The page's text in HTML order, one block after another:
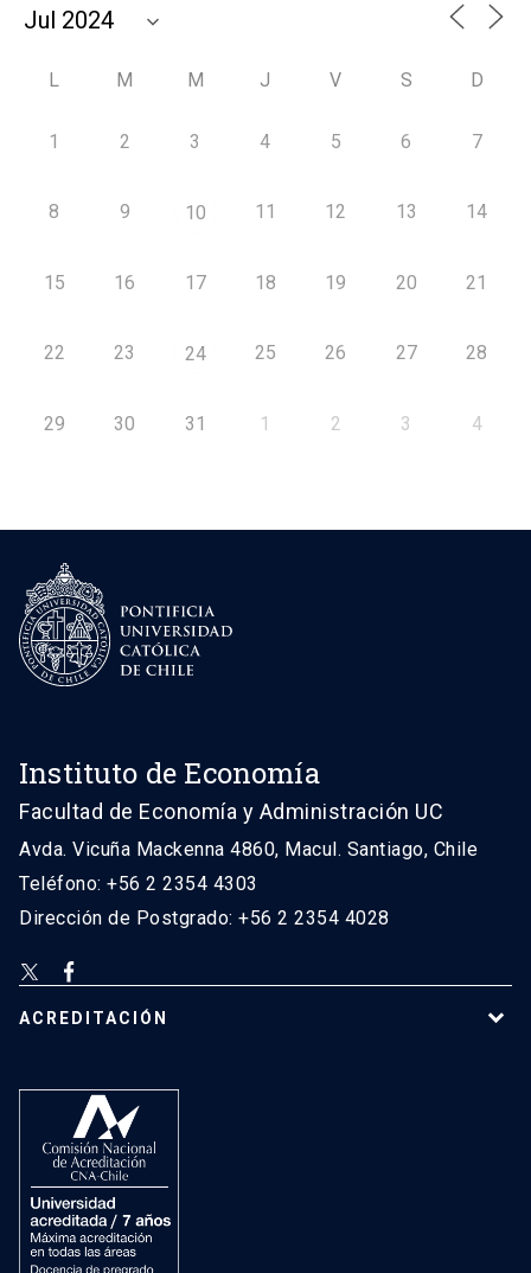
L M M J V S D
1 2 3 4 5 6 7
8 9 10 11 12 13 14
15 16 17 18 19 20 21
22 23 24 25 26 27 28
29 30 31 1 2 3 4
Instituto de Economía
Facultad de Economía y Administración UC
Avda. Vicuña Mackenna 4860, Macul. Santiago, Chile
Teléfono: +56 2 2354 4303
Dirección de Postgrado: +56 2 2354 4028
ACREDITACIÓN